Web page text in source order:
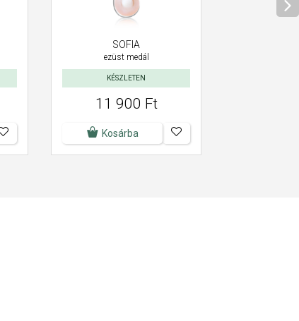
SOFIA
ezüst medál
KÉSZLETEN
11 900 Ft
Kosárba